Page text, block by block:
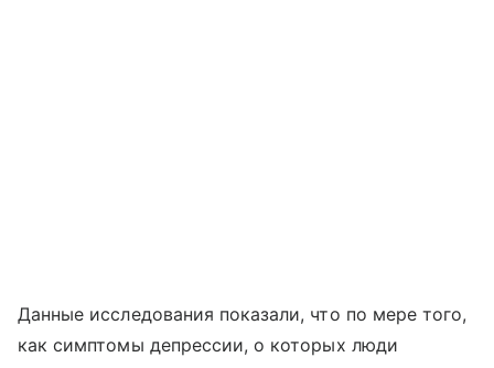
Данные исследования показали, что по мере того,
как симптомы депрессии, о которых люди